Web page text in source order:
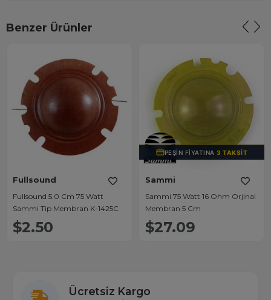
Benzer Ürünler
Fullsound
Fullsound 5.0 Cm 75 Watt
Sammi Tip Membran K-1425C
$2.50
PEŞIN FIYATINA3 TAKSIT
Sammi
Sammi 75 Watt 16 Ohm Orjinal
Membran 5 Cm
$27.09
Ücretsiz Kargo